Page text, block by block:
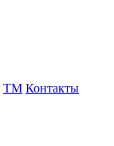
TM Контакты